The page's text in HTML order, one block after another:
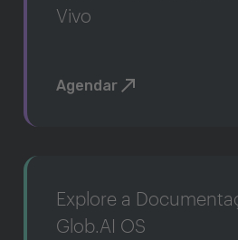
Vivo
Agendar
Explore a
Glob.AI OS